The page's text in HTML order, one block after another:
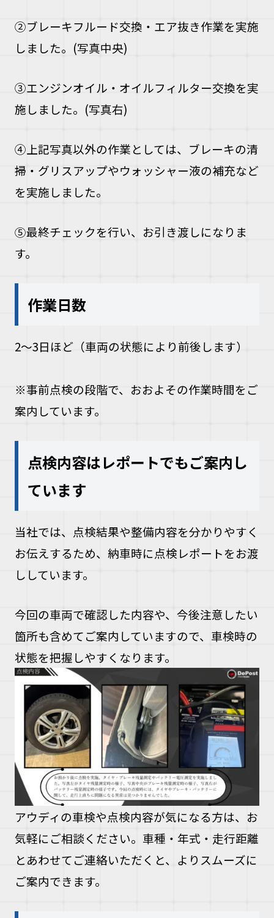
②ブレーキフルード交換・エア抜き作業を実施
しました。(写真中央)
③エンジンオイル・オイルフィルター交換を実
施しました。(写真右)
④上記写真以外の作業としては、ブレーキの清
掃・グリスアップやウォッシャー液の補充など
を実施しました。
⑤最終チェックを行い、お引き渡しになりま
す。
作業日数
2〜3日ほど（車両の状態により前後します）
※事前点検の段階で、おおよその作業時間をご
案内しています。
点検内容はレポートでもご案内し
ています
当社では、点検結果や整備内容を分かりやすく
お伝えするため、納車時に点検レポートをお渡
ししています。
今回の車両で確認した内容や、今後注意したい
箇所も含めてご案内していますので、車検時の
状態を把握しやすくなります。
アウディの車検や点検内容が気になる方は、お
気軽にご相談ください。車種・年式・走行距離
とあわせてご連絡いただくと、よりスムーズに
ご案内できます。